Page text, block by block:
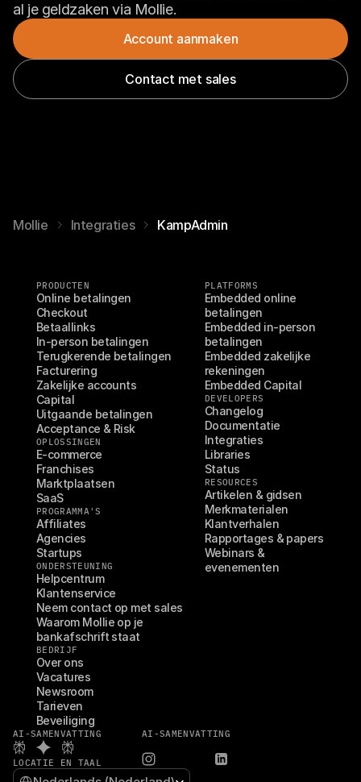
al je geldzaken via Mollie.
Account aanmaken
Contact met sales
Mollie Integraties KampAdmin
PRODUCTEN
Online betalingen
Checkout
Betaallinks
In-person betalingen
Terugkerende betalingen
Facturering
Zakelijke accounts
Capital
Uitgaande betalingen
Acceptance & Risk
OPLOSSINGEN
E-commerce
Franchises
Marktplaatsen
SaaS
PROGRAMMA'S
Affiliates
Agencies
Startups
ONDERSTEUNING
Helpcentrum
Klantenservice
Neem contact op met sales
Waarom Mollie op je
bankafschrift staat
BEDRIJF
Over ons
Vacatures
Newsroom
Tarieven
Beveiliging
PLATFORMS
Embedded online
betalingen
Embedded in-person
betalingen
Embedded zakelijke
rekeningen
Embedded Capital
DEVELOPERS
Changelog
Documentatie
Integraties
Libraries
Status
RESOURCES
Artikelen & gidsen
Merkmaterialen
Klantverhalen
Rapportages & papers
Webinars &
evenementen
AI-SAMENVATTING AI-SAMENVATTING
LOCATIE EN TAAL
Select Language